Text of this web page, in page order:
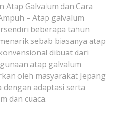
Atap Galvalum dan Cara
– Atap galvalum
beberapa tahun
sebab biasanya atap
dibuat dari
atap galvalum
oleh masyarakat Jepang
dengan adaptasi serta
dan cuaca.